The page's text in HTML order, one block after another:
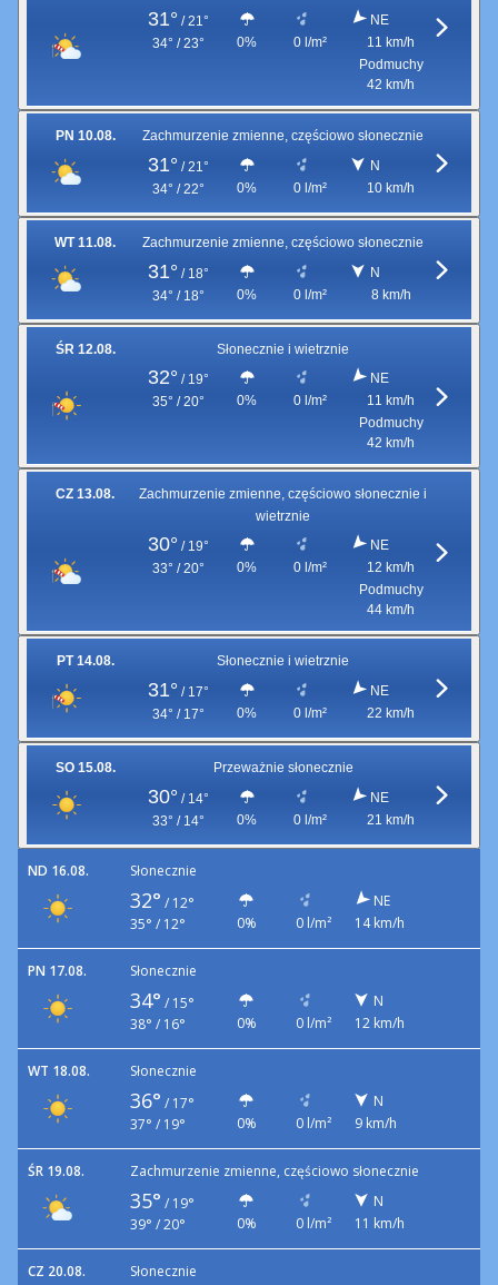
31° / 21°
34° / 23°
0% 0 l/m²
NE
11 km/h
Podmuchy
42 km/h
PN 10.08. Zachmurzenie zmienne, częściowo słonecznie
31° / 21°
34° / 22°
0% 0 l/m²
N
10 km/h
WT 11.08. Zachmurzenie zmienne, częściowo słonecznie
31° / 18°
34° / 18°
0% 0 l/m²
N
8 km/h
ŚR 12.08. Słonecznie i wietrznie
32° / 19°
35° / 20°
0% 0 l/m²
NE
11 km/h
Podmuchy
42 km/h
CZ 13.08.
Zachmurzenie zmienne, częściowo słonecznie i
wietrznie
30° / 19°
33° / 20°
0% 0 l/m²
NE
12 km/h
Podmuchy
44 km/h
PT 14.08. Słonecznie i wietrznie
31° / 17°
34° / 17°
0% 0 l/m²
NE
22 km/h
SO 15.08. Przeważnie słonecznie
30° / 14°
33° / 14°
0% 0 l/m²
NE
21 km/h
ND 16.08. Słonecznie
32° / 12°
35° / 12°
0% 0 l/m²
NE
14 km/h
PN 17.08. Słonecznie
34° / 15°
38° / 16°
0% 0 l/m²
N
12 km/h
WT 18.08. Słonecznie
36° / 17°
37° / 19°
0% 0 l/m²
N
9 km/h
ŚR 19.08. Zachmurzenie zmienne, częściowo słonecznie
35° / 19°
39° / 20°
0% 0 l/m²
N
11 km/h
CZ 20.08. Słonecznie